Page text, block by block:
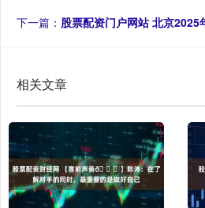
下一篇： 股票配资门户网站 北京2025
相关文章